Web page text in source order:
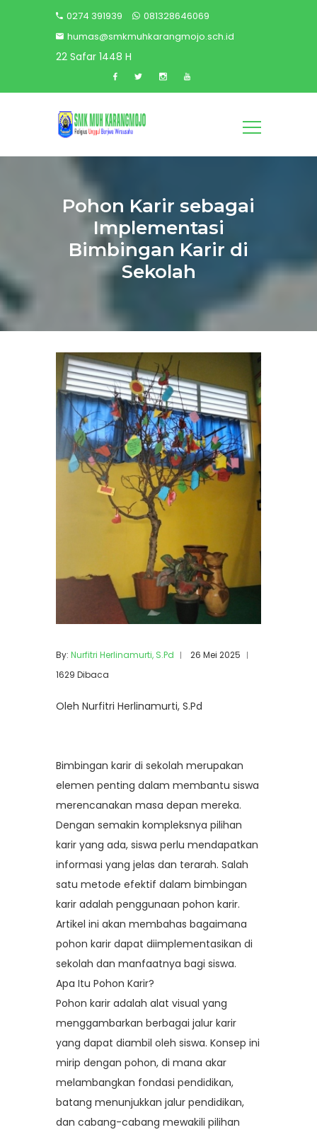
0274 391939
081328646069
humas@smkmuhkarangmojo.sch.id
22 Safar 1448 H
Pohon Karir sebagai
Implementasi
Bimbingan Karir di
Sekolah
By: Nurfitri Herlinamurti, S.Pd
26 Mei 2025
1629 Dibaca
Oleh Nurfitri Herlinamurti, S.Pd
Bimbingan karir di sekolah merupakan
elemen penting dalam membantu siswa
merencanakan masa depan mereka.
Dengan semakin kompleksnya pilihan
karir yang ada, siswa perlu mendapatkan
informasi yang jelas dan terarah. Salah
satu metode efektif dalam bimbingan
karir adalah penggunaan pohon karir.
Artikel ini akan membahas bagaimana
pohon karir dapat diimplementasikan di
sekolah dan manfaatnya bagi siswa.
Apa Itu Pohon Karir?
Pohon karir adalah alat visual yang
menggambarkan berbagai jalur karir
yang dapat diambil oleh siswa. Konsep ini
mirip dengan pohon, di mana akar
melambangkan fondasi pendidikan,
batang menunjukkan jalur pendidikan,
dan cabang-cabang mewakili pilihan